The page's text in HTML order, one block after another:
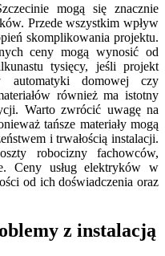
mogą się znacznie
Przede wszystkim wpływ
skomplikowania projektu.
ceny mogą wynosić od
tysięcy, jeśli projekt
automatyki domowej czy
również ma istotny
Warto zwrócić uwagę na
tańsze materiały mogą
i trwałością instalacji.
robocizny fachowców,
Ceny usług elektryków w
od ich doświadczenia oraz
z instalacją